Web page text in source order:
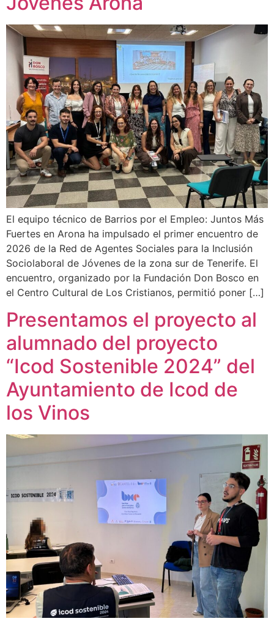
El equipo técnico de Barrios por el Empleo: Juntos Más
Fuertes en Arona ha impulsado el primer encuentro de
2026 de la Red de Agentes Sociales para la Inclusión
Sociolaboral de Jóvenes de la zona sur de Tenerife. El
encuentro, organizado por la Fundación Don Bosco en
el Centro Cultural de Los Cristianos, permitió poner […]
Presentamos el proyecto al
alumnado del proyecto
“Icod Sostenible 2024” del
Ayuntamiento de Icod de
los Vinos